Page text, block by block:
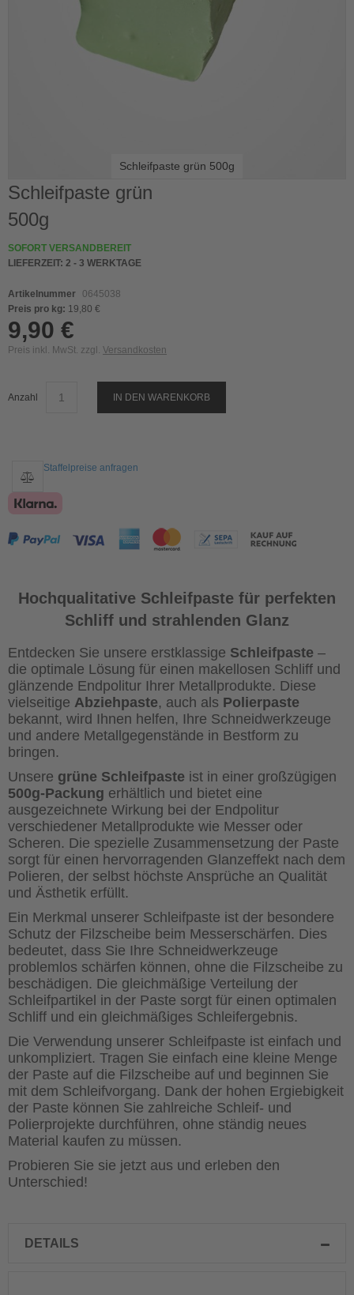
Schleifpaste grün
500g
SOFORT VERSANDBEREIT
LIEFERZEIT: 2 - 3 WERKTAGE
Artikelnummer
0645038
Preis pro kg: 19,80 €
9,90 €
Preis inkl. MwSt. zzgl. Versandkosten
Anzahl IN DEN WARENKORB
Staffelpreise anfragen
Hochqualitative Schleifpaste für perfekten
Schliff und strahlenden Glanz
Entdecken Sie unsere erstklassige Schleifpaste –
die optimale Lösung für einen makellosen Schliff und
glänzende Endpolitur Ihrer Metallprodukte. Diese
vielseitige Abziehpaste, auch als Polierpaste
bekannt, wird Ihnen helfen, Ihre Schneidwerkzeuge
und andere Metallgegenstände in Bestform zu
bringen.
Unsere grüne Schleifpaste ist in einer großzügigen
500g-Packung erhältlich und bietet eine
ausgezeichnete Wirkung bei der Endpolitur
verschiedener Metallprodukte wie Messer oder
Scheren. Die spezielle Zusammensetzung der Paste
sorgt für einen hervorragenden Glanzeffekt nach dem
Polieren, der selbst höchste Ansprüche an Qualität
und Ästhetik erfüllt.
Ein Merkmal unserer Schleifpaste ist der besondere
Schutz der Filzscheibe beim Messerschärfen. Dies
bedeutet, dass Sie Ihre Schneidwerkzeuge
problemlos schärfen können, ohne die Filzscheibe zu
beschädigen. Die gleichmäßige Verteilung der
Schleifpartikel in der Paste sorgt für einen optimalen
Schliff und ein gleichmäßiges Schleifergebnis.
Die Verwendung unserer Schleifpaste ist einfach und
unkompliziert. Tragen Sie einfach eine kleine Menge
der Paste auf die Filzscheibe auf und beginnen Sie
mit dem Schleifvorgang. Dank der hohen Ergiebigkeit
der Paste können Sie zahlreiche Schleif- und
Polierprojekte durchführen, ohne ständig neues
Material kaufen zu müssen.
Probieren Sie sie jetzt aus und erleben den
Unterschied!
Schleifpaste grün 500g
Skip
to
the
beginning
of
the
gallery
DETAILS